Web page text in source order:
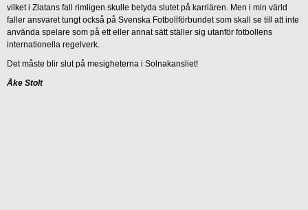
vilket i Zlatans fall rimligen skulle betyda slutet på karriären. Men i min värld
faller ansvaret tungt också på Svenska Fotbollförbundet som skall se till att inte
använda spelare som på ett eller annat sätt ställer sig utanför fotbollens
internationella regelverk.
Det måste blir slut på mesigheterna i Solnakansliet!
Åke Stolt